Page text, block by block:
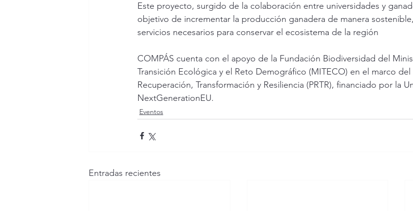
Este proyecto, surgido de la colaboración entre universidades y
objetivo de incrementar la producción ganadera de manera
servicios necesarios para conservar el ecosistema de la región
COMPÁS cuenta con el apoyo de la Fundación Biodiversidad del
Transición Ecológica y el Reto Demográfico (MITECO) en el marco del
Recuperación, Transformación y Resiliencia (PRTR), financiado por la
NextGenerationEU.
Eventos
Entradas recientes